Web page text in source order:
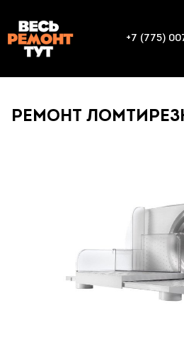
+7 (775)
РЕМОНТ